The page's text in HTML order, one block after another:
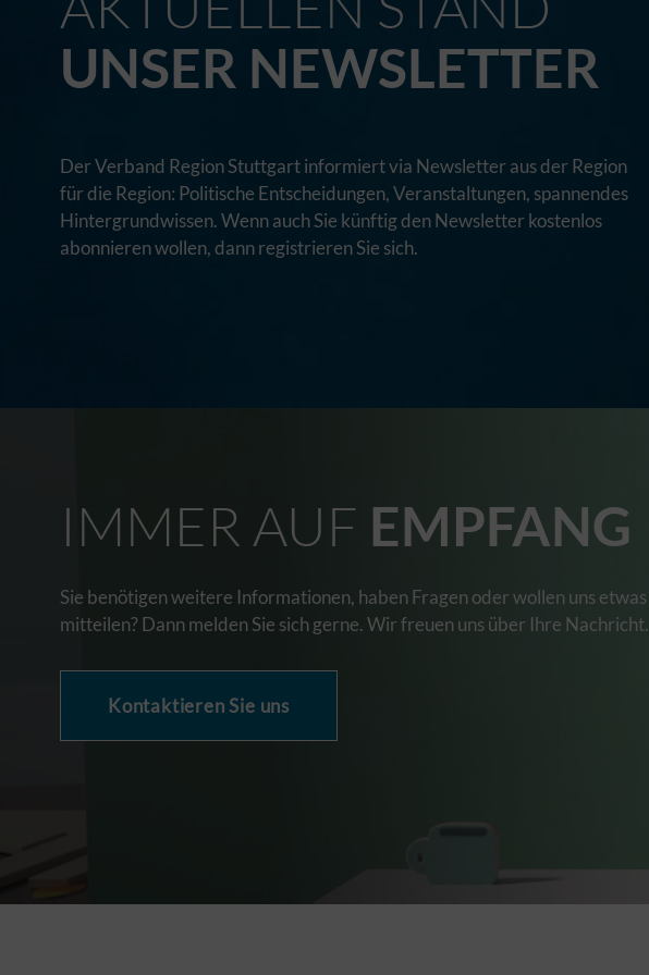
UNSER NEWSLETTER
Der Verband Region Stuttgart informiert via Newsletter aus der Region
für die Region: Politische Entscheidungen, Veranstaltungen, spannendes
Hintergrundwissen. Wenn auch Sie künftig den Newsletter kostenlos
abonnieren wollen, dann registrieren Sie sich.
IMMER AUF EMPFANG
Sie benötigen weitere Informationen, haben Fragen oder wollen uns etwas
mitteilen? Dann melden Sie sich gerne. Wir freuen uns über Ihre Nachricht.
Kontaktieren Sie uns